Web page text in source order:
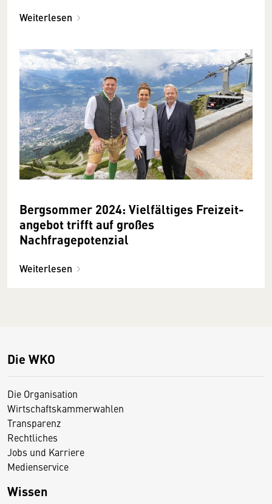
Weiterlesen
Bergsommer 2024: Vielfältiges Freizeit­
angebot trifft auf großes
Nachfragepotenzial
Weiterlesen
Die WKO
Die Organisation
Wirtschaftskammerwahlen
Transparenz
Rechtliches
Jobs und Karriere
Medienservice
Wissen